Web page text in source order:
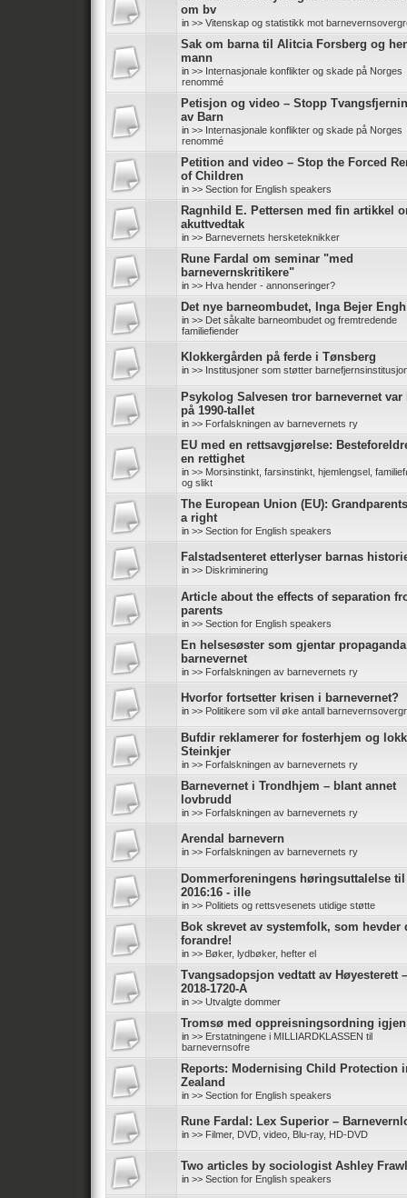
om bv
in >> Vitenskap og statistikk mot
Sak om barna til Alitcia Forsberg og
mann
in >> Internasjonale konflikter og skade på Norges
renommé
Petisjon og video – Stopp
av Barn
in >> Internasjonale konflikter og skade på Norges
renommé
Petition and video – Stop the Forced
of Children
in >> Section for English speakers
Ragnhild E. Pettersen med fin artikkel
akuttvedtak
in >> Barnevernets hersketeknikker
Rune Fardal om seminar "med
barnevernskritikere"
in >> Hva hender - annonseringer?
Det nye barneombudet, Inga Bejer Engh
in >> Det såkalte barneombudet og fremtredende
familiefiender
Klokkergården på ferde i Tønsberg
in >> Institusjoner som støtter
Psykolog Salvesen tror barnevernet var
på 1990-tallet
in >> Forfalskningen av barnevernets ry
EU med en rettsavgjørelse:
en rettighet
in >> Morsinstinkt, farsinstinkt, hjemlengsel,
og slikt
The European Union (EU):
a right
in >> Section for English speakers
Falstadsenteret etterlyser barnas
in >> Diskriminering
Article about the effects of separation
parents
in >> Section for English speakers
En helsesøster som gjentar
barnevernet
in >> Forfalskningen av barnevernets ry
Hvorfor fortsetter krisen i barnevernet?
in >> Politikere som vil øke antall
Bufdir reklamerer for fosterhjem og
Steinkjer
in >> Forfalskningen av barnevernets ry
Barnevernet i Trondhjem – blant annet
lovbrudd
in >> Forfalskningen av barnevernets ry
Arendal barnevern
in >> Forfalskningen av barnevernets ry
Dommerforeningens høringsuttalelse til
2016:16 - ille
in >> Politiets og rettsvesenets utidige støtte
Bok skrevet av systemfolk, som hevder
forandre!
in >> Bøker, lydbøker, hefter el
Tvangsadopsjon vedtatt av Høyesterett
2018-1720-A
in >> Utvalgte dommer
Tromsø med oppreisningsordning igjen
in >> Erstatningene i MILLIARDKLASSEN til
barnevernsofre
Reports: Modernising Child Protection
Zealand
in >> Section for English speakers
Rune Fardal: Lex Superior –
in >> Filmer, DVD, video, Blu-ray, HD-DVD
Two articles by sociologist Ashley
in >> Section for English speakers